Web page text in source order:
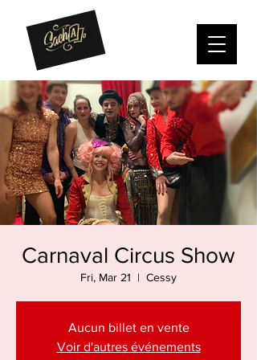
Carnaval Circus Show
Fri, Mar 21
  |
Cessy
Aucun billet en vente
Voir d'autres événements